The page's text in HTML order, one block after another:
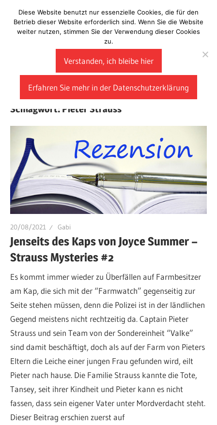
Inhalt
springen
Laberladen
Schlagwort: Pieter Strauss
20/08/2021 Gabi
Jenseits des Kaps von Joyce Summer –
Strauss Mysteries #2
Es kommt immer wieder zu Überfällen auf Farmbesitzer
am Kap, die sich mit der “Farmwatch” gegenseitig zur
Seite stehen müssen, denn die Polizei ist in der ländlichen
Gegend meistens nicht rechtzeitig da. Captain Pieter
Strauss und sein Team von der Sondereinheit “Valke”
sind damit beschäftigt, doch als auf der Farm von Pieters
Eltern die Leiche einer jungen Frau gefunden wird, eilt
Pieter nach hause. Die Familie Strauss kannte die Tote,
Tansey, seit ihrer Kindheit und Pieter kann es nicht
fassen, dass sein eigener Vater unter Mordverdacht steht.
Dieser Beitrag erschien zuerst auf
Diese Website benutzt nur essenzielle Cookies, die für den
Betrieb dieser Website erforderlich sind. Wenn Sie die Website
weiter nutzen, stimmen Sie der Verwendung dieser Cookies
zu.
Verstanden, ich bleibe hier
Erfahren Sie mehr in der Datenschutzerklärung